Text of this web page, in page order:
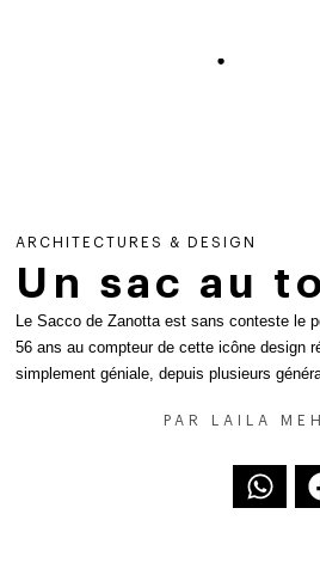
ARCHITECTURES & DESIGN
Un sac au
Le Sacco de Zanotta est sans conteste le
56 ans au compteur de cette icône design
simplement géniale, depuis plusieurs
PAR LAILA